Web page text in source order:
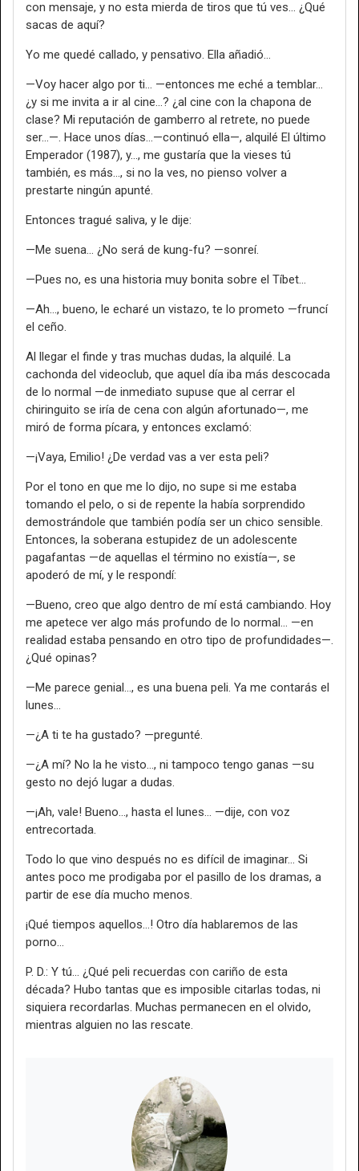
con mensaje, y no esta mierda de tiros que tú ves… ¿Qué
sacas de aquí?
Yo me quedé callado, y pensativo. Ella añadió…
—Voy hacer algo por ti… —entonces me eché a temblar…
¿y si me invita a ir al cine…? ¿al cine con la chapona de
clase? Mi reputación de gamberro al retrete, no puede
ser…—. Hace unos días…—continuó ella—, alquilé El último
Emperador (1987), y…, me gustaría que la vieses tú
también, es más…, si no la ves, no pienso volver a
prestarte ningún apunté.
Entonces tragué saliva, y le dije:
—Me suena… ¿No será de kung-fu? —sonreí.
—Pues no, es una historia muy bonita sobre el Tíbet…
—Ah…, bueno, le echaré un vistazo, te lo prometo —fruncí
el ceño.
Al llegar el finde y tras muchas dudas, la alquilé. La
cachonda del videoclub, que aquel día iba más descocada
de lo normal —de inmediato supuse que al cerrar el
chiringuito se iría de cena con algún afortunado—, me
miró de forma pícara, y entonces exclamó:
—¡Vaya, Emilio! ¿De verdad vas a ver esta peli?
Por el tono en que me lo dijo, no supe si me estaba
tomando el pelo, o si de repente la había sorprendido
demostrándole que también podía ser un chico sensible.
Entonces, la soberana estupidez de un adolescente
pagafantas —de aquellas el término no existía—, se
apoderó de mí, y le respondí:
—Bueno, creo que algo dentro de mí está cambiando. Hoy
me apetece ver algo más profundo de lo normal… —en
realidad estaba pensando en otro tipo de profundidades—.
¿Qué opinas?
—Me parece genial…, es una buena peli. Ya me contarás el
lunes…
—¿A ti te ha gustado? —pregunté.
—¿A mí? No la he visto…, ni tampoco tengo ganas —su
gesto no dejó lugar a dudas.
—¡Ah, vale! Bueno…, hasta el lunes… —dije, con voz
entrecortada.
Todo lo que vino después no es difícil de imaginar… Si
antes poco me prodigaba por el pasillo de los dramas, a
partir de ese día mucho menos.
¡Qué tiempos aquellos…! Otro día hablaremos de las
porno…
P. D.: Y tú... ¿Qué peli recuerdas con cariño de esta
década? Hubo tantas que es imposible citarlas todas, ni
siquiera recordarlas. Muchas permanecen en el olvido,
mientras alguien no las rescate.